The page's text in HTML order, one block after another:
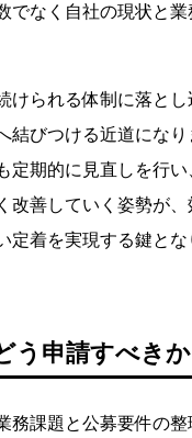
でなく自社の現状と
けられる体制に落と
結びつける近道にな
定期的に見直しを行
改善していく姿勢が
定着を実現する鍵とな
う申請すべきか
務課題と公募要件の整